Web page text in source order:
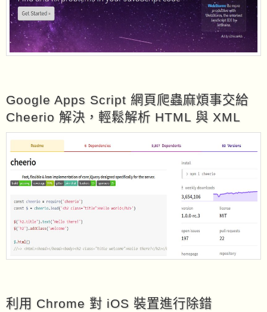
Google Apps Script 網頁爬蟲麻煩事交給
Cheerio 解決，輕鬆解析 HTML 與 XML
利用 Chrome 對 iOS 裝置進行除錯